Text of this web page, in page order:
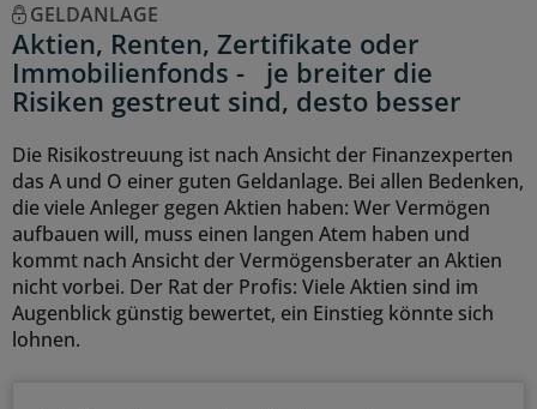
GELDANLAGE
Aktien, Renten, Zertifikate oder
Immobilienfonds - je breiter die
Risiken gestreut sind, desto besser
Die Risikostreuung ist nach Ansicht der Finanzexperten
das A und O einer guten Geldanlage. Bei allen Bedenken,
die viele Anleger gegen Aktien haben: Wer Vermögen
aufbauen will, muss einen langen Atem haben und
kommt nach Ansicht der Vermögensberater an Aktien
nicht vorbei. Der Rat der Profis: Viele Aktien sind im
Augenblick günstig bewertet, ein Einstieg könnte sich
lohnen.